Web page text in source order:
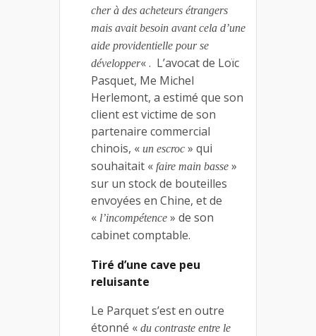
cher à des acheteurs étrangers
mais avait besoin avant cela d’une
aide providentielle pour se
développer« . L’avocat de Loïc
Pasquet, Me Michel
Herlemont, a estimé que son
client est victime de son
partenaire commercial
chinois, « un escroc » qui
souhaitait « faire main basse »
sur un stock de bouteilles
envoyées en Chine, et de
« l’incompétence » de son
cabinet comptable.
Tiré d’une cave peu
reluisante
Le Parquet s’est en outre
étonné « du contraste entre le